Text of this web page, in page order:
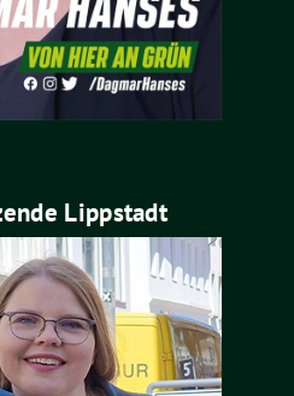
Lippstadt